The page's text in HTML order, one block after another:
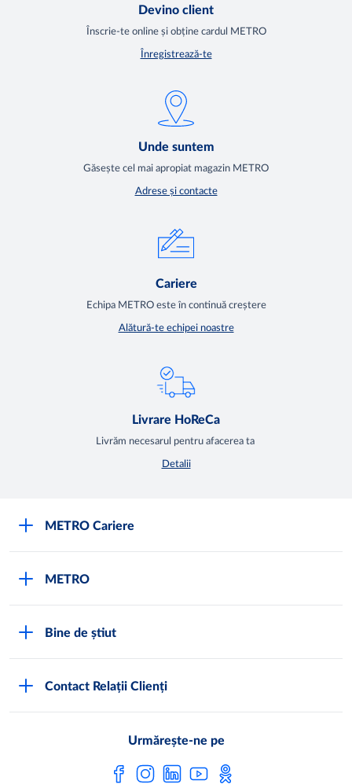
Devino client
Înscrie-te online și obține cardul METRO
Înregistrează-te
Unde suntem
Găsește cel mai apropiat magazin METRO
Adrese și contacte
Cariere
Echipa METRO este în continuă creștere
Alătură-te echipei noastre
Livrare HoReCa
Livrăm necesarul pentru afacerea ta
Detalii
METRO Cariere
METRO
Noi lucrăm pentru tine
Bine de știut
Contact Relații Clienți
Urmărește-ne pe